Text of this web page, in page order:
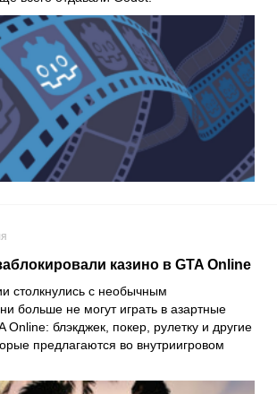
казино в GTA Online
столкнулись с необычным
больше не могут играть в азартные
Online: блэкджек, покер, рулетку и другие
предлагаются во внутриигровом